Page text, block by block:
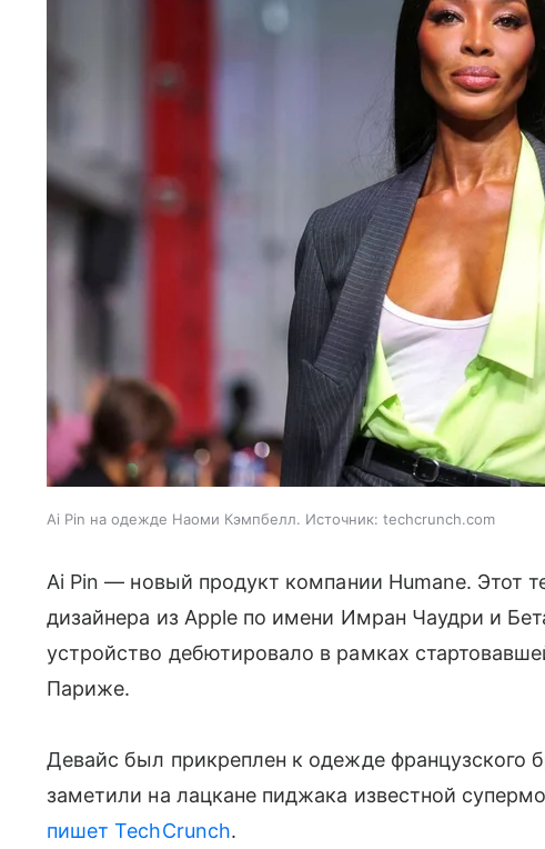
Ai Pin на одежде Наоми Кэмпбелл. Источник: techcrunch.com
Ai Pin — новый продукт компании Humane. Этот
дизайнера из Apple по имени Имран Чаудри и
устройство дебютировало в рамках
Париже.
Девайс был прикреплен к одежде французского
заметили на лацкане пиджака известной
пишет TechCrunch.